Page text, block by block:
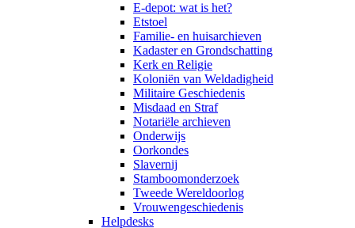
E-depot: wat is het?
Etstoel
Familie- en huisarchieven
Kadaster en Grondschatting
Kerk en Religie
Koloniën van Weldadigheid
Militaire Geschiedenis
Misdaad en Straf
Notariële archieven
Onderwijs
Oorkondes
Slavernij
Stamboomonderzoek
Tweede Wereldoorlog
Vrouwengeschiedenis
Helpdesks